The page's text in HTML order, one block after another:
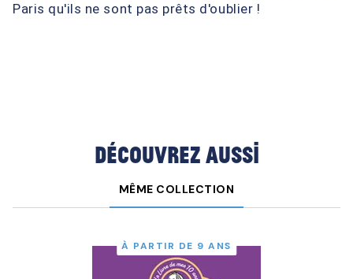
Paris qu'ils ne sont pas prêts d'oublier !
Découvrez aussi
MÊME COLLECTION
À PARTIR DE 9 ANS